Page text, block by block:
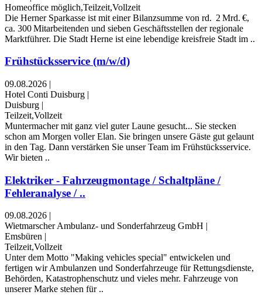
Homeoffice möglich,Teilzeit,Vollzeit
Die Herner Sparkasse ist mit einer Bilanzsumme von rd. 2 Mrd. €,
ca. 300 Mitarbeitenden und sieben Geschäftsstellen der regionale
Marktführer. Die Stadt Herne ist eine lebendige kreisfreie Stadt im ..
Frühstücksservice (m/w/d)
09.08.2026 |
Hotel Conti Duisburg |
Duisburg |
Teilzeit,Vollzeit
Muntermacher mit ganz viel guter Laune gesucht... Sie stecken
schon am Morgen voller Elan. Sie bringen unsere Gäste gut gelaunt
in den Tag. Dann verstärken Sie unser Team im Frühstücksservice.
Wir bieten ..
Elektriker - Fahrzeugmontage / Schaltpläne /
Fehleranalyse / ..
09.08.2026
Wietmarscher Ambulanz- und Sonderfahrzeug GmbH
Emsbüren
Teilzeit,Vollzeit
Unter dem Motto "Making vehicles special" entwickelen und
fertigen wir Ambulanzen und Sonderfahrzeuge für Rettungsdienste,
Behörden, Katastrophenschutz und vieles mehr. Fahrzeuge von
unserer Marke stehen für ..